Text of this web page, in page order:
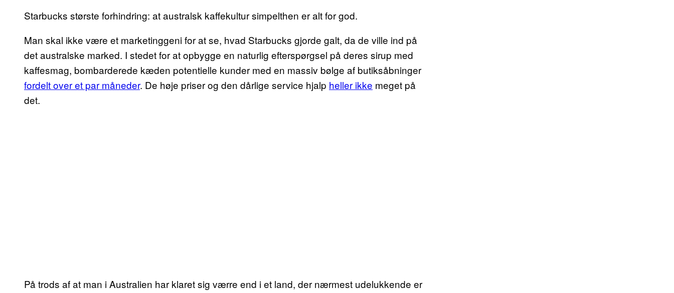
Starbucks største forhindring: at australsk kaffekultur simpelthen er alt for god.
Man skal ikke være et marketinggeni for at se, hvad Starbucks gjorde galt, da de ville ind på
det australske marked. I stedet for at opbygge en naturlig efterspørgsel på deres sirup med
kaffesmag, bombarderede kæden potentielle kunder med en massiv bølge af butiksåbninger
fordelt over et par måneder. De høje priser og den dårlige service hjalp heller ikke meget på
det.
På trods af at man i Australien har klaret sig værre end i et land, der nærmest udelukkende er